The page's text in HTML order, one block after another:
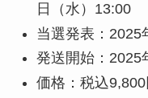
日（水）13:00
当選発表：2025
発送開始：2025
価格：税込9,800